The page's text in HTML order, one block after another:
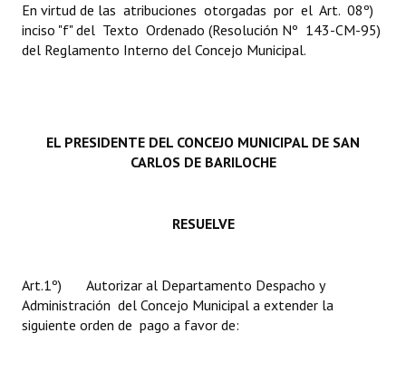
Antiguos Pobladores
Noticias Destacadas
Premio al Mérito - Registro
Periodistas Decanos - Registro
Ciudadano Ilustre - Registro
En virtud de las atribuciones otorgadas por el Art. 08º)
inciso "f" del Texto Ordenado (Resolución Nº 143-CM-95)
del Reglamento Interno del Concejo Municipal.
EL PRESIDENTE DEL CONCEJO MUNICIPAL DE SAN
CARLOS DE BARILOCHE
RESUELVE
Art.1º) Autorizar al Departamento Despacho y
Administración del Concejo Municipal a extender la
siguiente orden de pago a favor de: